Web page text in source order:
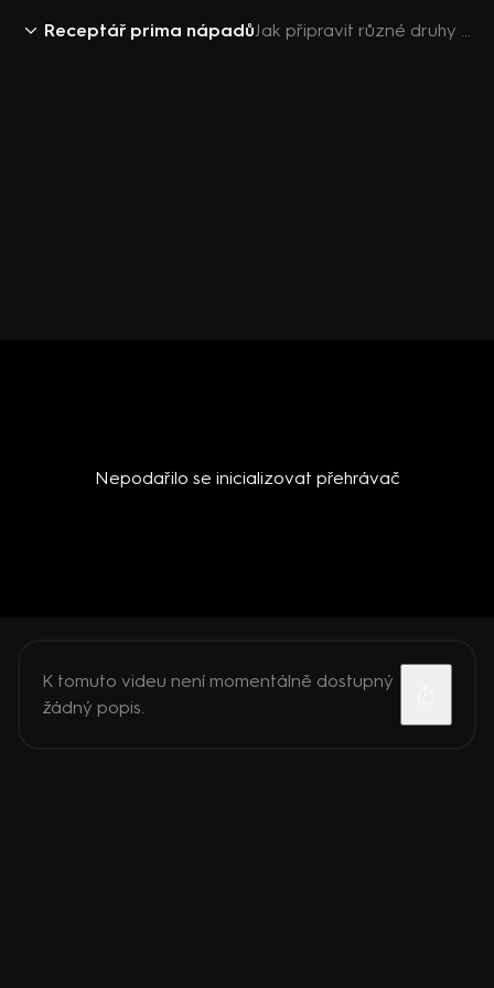
Receptář prima nápadů Jak připravit různé druhy bramborového salátu
Nepodařilo se inicializovat přehrávač
K tomuto videu není momentálně dostupný
žádný popis.